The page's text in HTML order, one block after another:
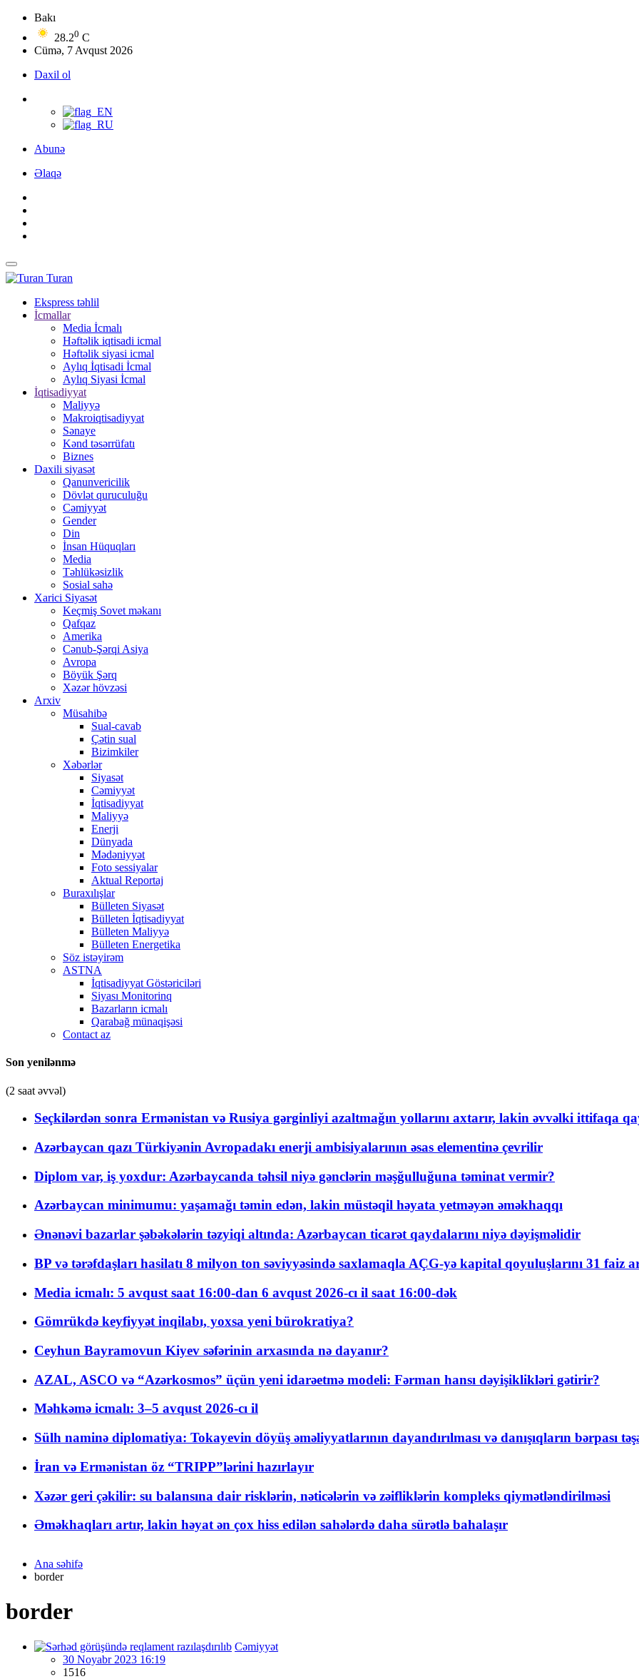
Bakı
28.20 C
Cümə, 7 Avqust 2026
Daxil ol
Abunə
Əlaqə
Turan
Ekspress təhlil
İcmallar
Media İcmalı
Həftəlik iqtisadi icmal
Həftəlik siyasi icmal
Aylıq İqtisadi İcmal
Aylıq Siyasi İcmal
İqtisadiyyat
Maliyyə
Makroiqtisadiyyat
Sənaye
Kənd təsərrüfatı
Biznes
Daxili siyasət
Qanunvericilik
Dövlət quruculuğu
Cəmiyyət
Gender
Din
İnsan Hüquqları
Media
Təhlükəsizlik
Sosial sahə
Xarici Siyasət
Keçmiş Sovet məkanı
Qafqaz
Amerika
Cənub-Şərqi Asiya
Avropa
Böyük Şərq
Xəzər hövzəsi
Arxiv
Müsahibə
Sual-cavab
Çətin sual
Bizimkiler
Xəbərlər
Siyasət
Cəmiyyət
İqtisadiyyat
Maliyyə
Enerji
Dünyada
Mədəniyyət
Foto sessiyalar
Aktual Reportaj
Buraxılışlar
Bülleten Siyasət
Bülleten İqtisadiyyat
Bülleten Maliyyə
Bülleten Energetika
Söz istəyirəm
ASTNA
İqtisadiyyat Göstəriciləri
Siyası Monitorinq
Bazarların icmalı
Qarabağ münaqişəsi
Contact az
Son yenilənmə
(2 saat əvvəl)
Seçkilərdən sonra Ermənistan və Rusiya gərginliyi azaltmağın yollarını axtarır, lakin əvvəlki ittifaqa
Azərbaycan qazı Türkiyənin Avropadakı enerji ambisiyalarının əsas elementinə çevrilir
Diplom var, iş yoxdur: Azərbaycanda təhsil niyə gənclərin məşğulluğuna təminat vermir?
Azərbaycan minimumu: yaşamağı təmin edən, lakin müstəqil həyata yetməyən əməkhaqqı
Ənənəvi bazarlar şəbəkələrin təzyiqi altında: Azərbaycan ticarət qaydalarını niyə dəyişməlidir
BP və tərəfdaşları hasilatı 8 milyon ton səviyyəsində saxlamaqla AÇG-yə kapital qoyuluşlarını 31 faiz
Media icmalı: 5 avqust saat 16:00-dan 6 avqust 2026-cı il saat 16:00-dək
Gömrükdə keyfiyyət inqilabı, yoxsa yeni bürokratiya?
Ceyhun Bayramovun Kiyev səfərinin arxasında nə dayanır?
AZAL, ASCO və “Azərkosmos” üçün yeni idarəetmə modeli: Fərman hansı dəyişiklikləri gətirir?
Məhkəmə icmalı: 3–5 avqust 2026-cı il
Sülh naminə diplomatiya: Tokayevin döyüş əməliyyatlarının dayandırılması və danışıqların bərpası
İran və Ermənistan öz “TRIPP”lərini hazırlayır
Xəzər geri çəkilir: su balansına dair risklərin, nəticələrin və zəifliklərin kompleks qiymətləndirilməsi
Əməkhaqları artır, lakin həyat ən çox hiss edilən sahələrdə daha sürətlə bahalaşır
Ana səhifə
border
border
Cəmiyyət
30 Noyabr 2023 16:19
1516